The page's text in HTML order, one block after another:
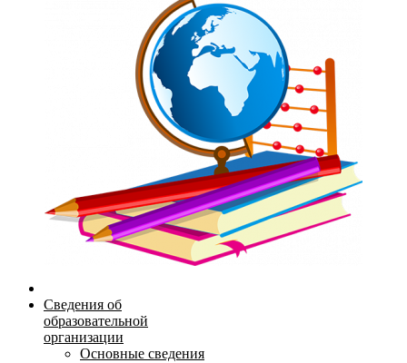
Сведения об
образовательной
организации
Основные сведения